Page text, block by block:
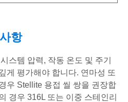
항
스템 압력, 작동 온도 및 주기
게 평가해야 합니다. 연마성 또
우 Stellite 용접 씰 쌍을 권장합
경우 316L 또는 이중 스테인리